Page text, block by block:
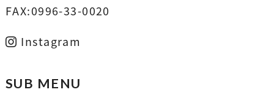
FAX:0996-33-0020
Instagram
SUB MENU